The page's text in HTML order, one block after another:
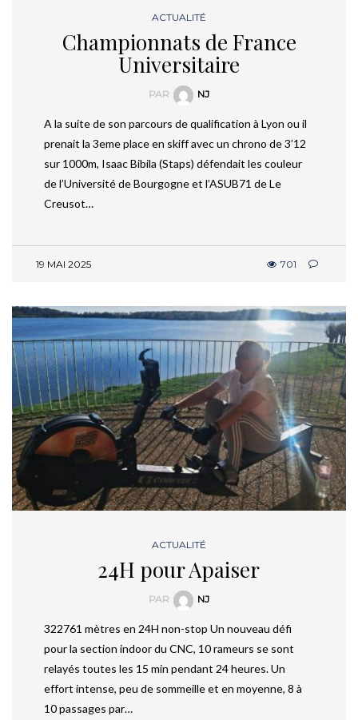
ACTUALITÉ
Championnats de France
Universitaire
PAR NJ
A la suite de son parcours de qualification à Lyon ou il
prenait la 3eme place en skiff avec un chrono de 3’12
sur 1000m, Isaac Bibila (Staps) défendait les couleur
de l’Université de Bourgogne et l’ASUB71 de Le
Creusot…
19 MAI 2025 701
ACTUALITÉ
24H pour Apaiser
PAR NJ
322761 mètres en 24H non-stop Un nouveau défi
pour la section indoor du CNC, 10 rameurs se sont
relayés toutes les 15 min pendant 24 heures. Un
effort intense, peu de sommeille et en moyenne, 8 à
10 passages par…